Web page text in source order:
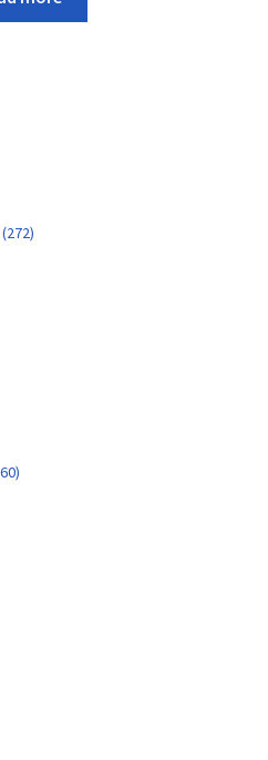
272products
products